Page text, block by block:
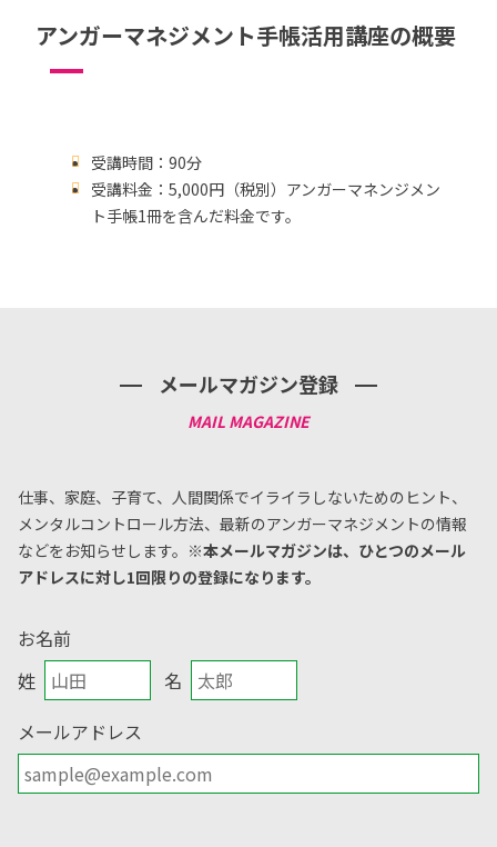
アンガーマネジメント手帳活用講座の概要
受講時間：90分
受講料金：5,000円（税別）アンガーマネンジメン
ト手帳1冊を含んだ料金です。
メールマガジン登録
仕事、家庭、子育て、人間関係でイライラしないためのヒント、
メンタルコントロール方法、 最新のアンガーマネジメントの情報
などをお知らせします。 ※本メールマガジンは、ひとつのメール
アドレスに対し1回限りの登録になります。
お名前
姓
名
メールアドレス